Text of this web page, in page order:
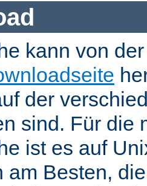
kann von
der
sind. Für die
ist es auf
am Besten,